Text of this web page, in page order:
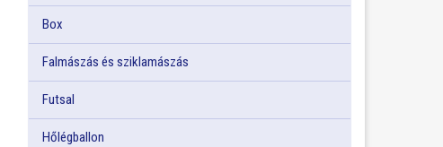
Box
Falmászás és sziklamászás
Futsal
Hőlégballon